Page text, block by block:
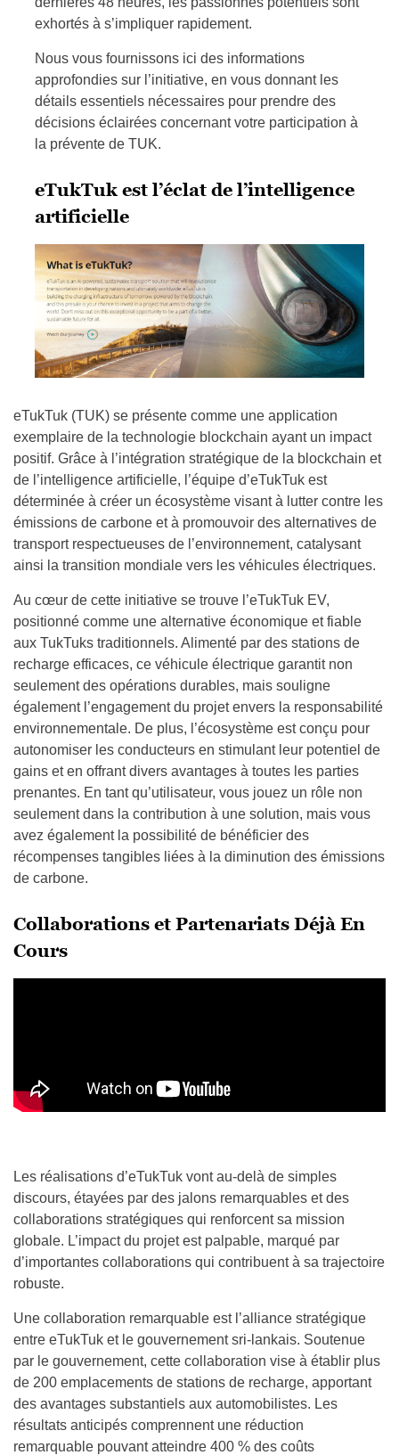
exhortés à s’impliquer rapidement.
Nous vous fournissons ici des informations
approfondies sur l’initiative, en vous donnant les
détails essentiels nécessaires pour prendre des
décisions éclairées concernant votre participation à
la prévente de TUK.
eTukTuk est l’éclat de l’intelligence
artificielle
eTukTuk (TUK) se présente comme une application
exemplaire de la technologie blockchain ayant un impact
positif. Grâce à l’intégration stratégique de la blockchain et
de l’intelligence artificielle, l’équipe d’eTukTuk est
déterminée à créer un écosystème visant à lutter contre les
émissions de carbone et à promouvoir des alternatives de
transport respectueuses de l’environnement, catalysant
ainsi la transition mondiale vers les véhicules électriques.
Au cœur de cette initiative se trouve l’eTukTuk EV,
positionné comme une alternative économique et fiable
aux TukTuks traditionnels. Alimenté par des stations de
recharge efficaces, ce véhicule électrique garantit non
seulement des opérations durables, mais souligne
également l’engagement du projet envers la responsabilité
environnementale. De plus, l’écosystème est conçu pour
autonomiser les conducteurs en stimulant leur potentiel de
gains et en offrant divers avantages à toutes les parties
prenantes. En tant qu’utilisateur, vous jouez un rôle non
seulement dans la contribution à une solution, mais vous
avez également la possibilité de bénéficier des
récompenses tangibles liées à la diminution des émissions
de carbone.
Collaborations et Partenariats Déjà En
Cours
Les réalisations d’eTukTuk vont au-delà de simples
discours, étayées par des jalons remarquables et des
collaborations stratégiques qui renforcent sa mission
globale. L’impact du projet est palpable, marqué par
d’importantes collaborations qui contribuent à sa trajectoire
robuste.
Une collaboration remarquable est l’alliance stratégique
entre eTukTuk et le gouvernement sri-lankais. Soutenue
par le gouvernement, cette collaboration vise à établir plus
de 200 emplacements de stations de recharge, apportant
des avantages substantiels aux automobilistes. Les
résultats anticipés comprennent une réduction
remarquable pouvant atteindre 400 % des coûts